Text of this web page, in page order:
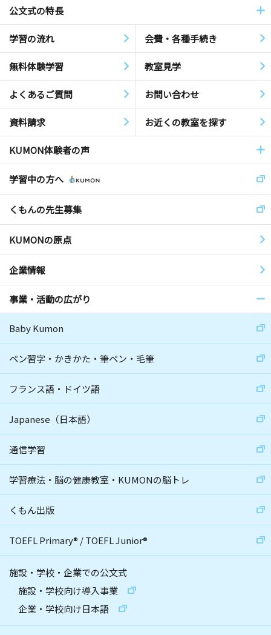
公文式の特長
学習の流れ 会費・各種手続き
無料体験学習 教室見学
よくあるご質問 お問い合わせ
資料請求 お近くの教室を探す
KUMON体験者の声
学習中の方へ
くもんの先生募集
KUMONの原点
企業情報
事業・活動の広がり
Baby Kumon
ペン習字・かきかた・筆ペン・毛筆
フランス語・ドイツ語
Japanese（日本語）
通信学習
学習療法・脳の健康教室・KUMONの脳トレ
くもん出版
TOEFL Primary® /TOEFL Junior®
施設・学校・企業での公文式
施設・学校向け導入事業
企業・学校向け日本語